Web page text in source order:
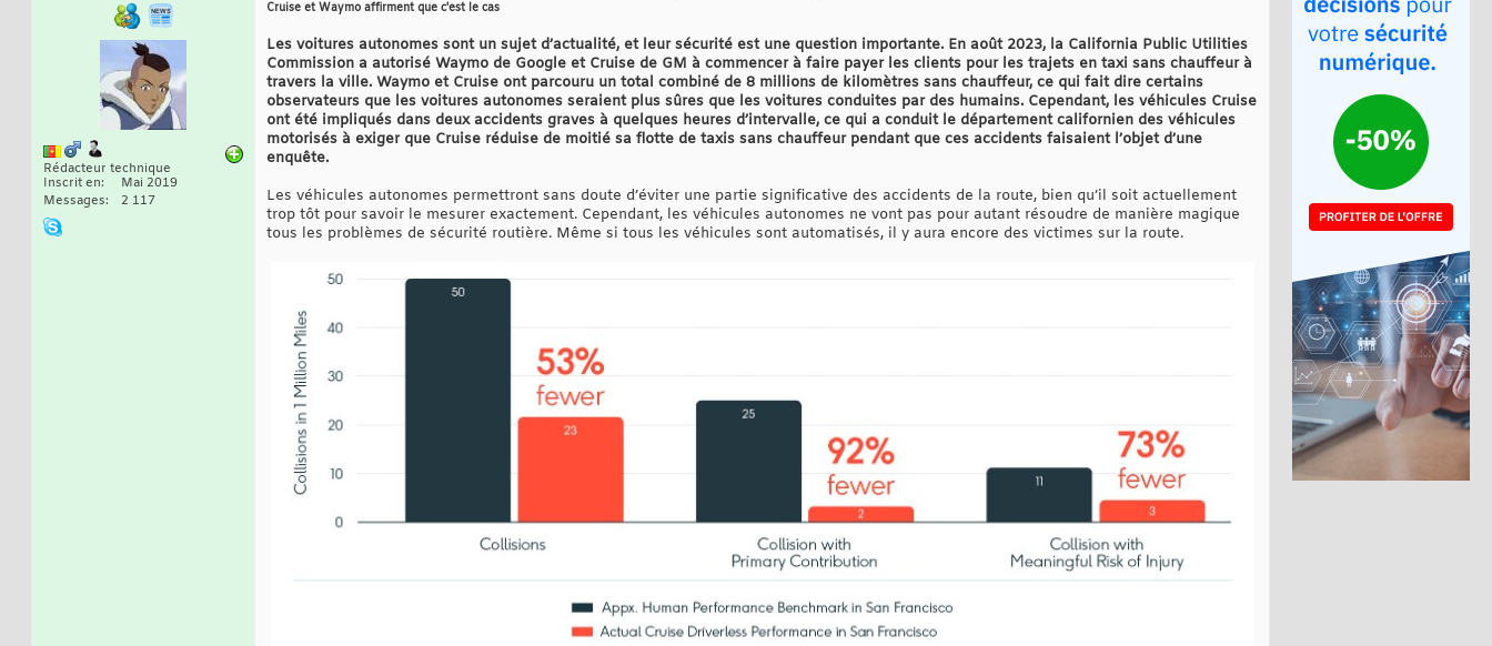
Rédacteur technique
Inscrit en
Mai 2019
Messages
2 117
Cruise et Waymo affirment que c'est le cas
Les voitures autonomes sont un sujet d’actualité, et leur sécurité est une question importante. En août 2023, la California Public Utilities
Commission a autorisé Waymo de Google et Cruise de GM à commencer à faire payer les clients pour les trajets en taxi sans chauffeur à
travers la ville. Waymo et Cruise ont parcouru un total combiné de 8 millions de kilomètres sans chauffeur, ce qui fait dire certains
observateurs que les voitures autonomes seraient plus sûres que les voitures conduites par des humains. Cependant, les véhicules Cruise
ont été impliqués dans deux accidents graves à quelques heures d’intervalle, ce qui a conduit le département californien des véhicules
motorisés à exiger que Cruise réduise de moitié sa flotte de taxis sans chauffeur pendant que ces accidents faisaient l’objet d’une
enquête.
Les véhicules autonomes permettront sans doute d’éviter une partie significative des accidents de la route, bien qu’il soit actuellement
trop tôt pour savoir le mesurer exactement. Cependant, les véhicules autonomes ne vont pas pour autant résoudre de manière magique
tous les problèmes de sécurité routière. Même si tous les véhicules sont automatisés, il y aura encore des victimes sur la route.